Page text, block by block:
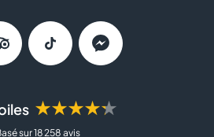
★★★★★
sur 18 258 avis
Tiktok Messenger